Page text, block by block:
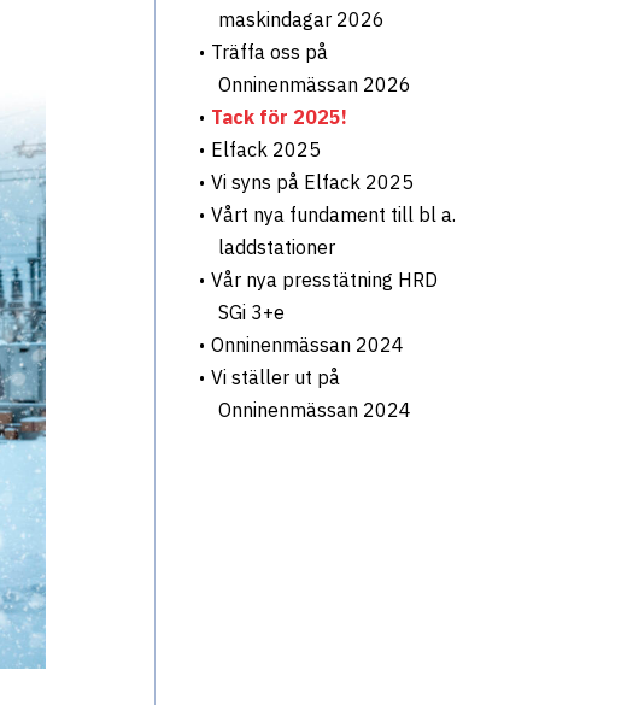
maskindagar 2026
Träffa oss på
Onninenmässan 2026
Tack för 2025!
Elfack 2025
Vi syns på Elfack 2025
Vårt nya fundament till bl a.
laddstationer
Vår nya presstätning HRD
SGi 3+e
Onninenmässan 2024
Vi ställer ut på
Onninenmässan 2024